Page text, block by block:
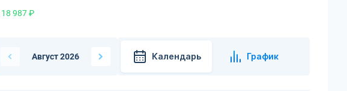
18 987 ₽
Август 2026 Календарь График